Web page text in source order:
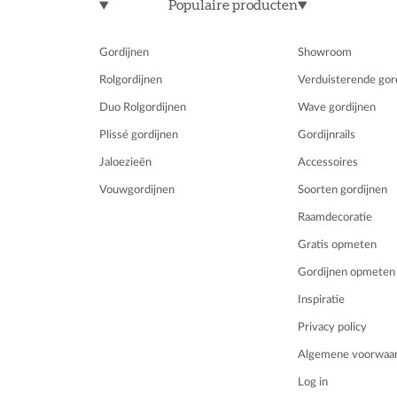
Populaire producten
Gordijnen
Rolgordijnen
Duo Rolgordijnen
Plissé gordijnen
Jaloezieën
Vouwgordijnen
Showroom
Verduisterende
Wave gordijnen
Gordijnrails
Accessoires
Soorten gordijnen
Raamdecoratie
Gratis opmeten
Gordijnen opmeten
Inspiratie
Privacy policy
Algemene
Log in